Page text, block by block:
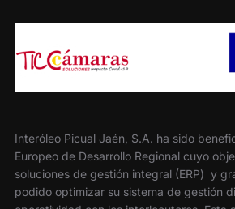
Interóleo Picual Jaén, S.A. ha sido
Europeo de Desarrollo Regional cuyo
soluciones de gestión integral (ERP) y
podido optimizar su sistema de gestión